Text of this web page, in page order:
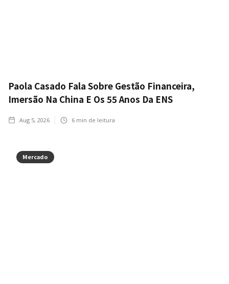
Paola Casado Fala Sobre Gestão Financeira,
Imersão Na China E Os 55 Anos Da ENS
Aug 5, 2026 6 min de leitura
Mercado